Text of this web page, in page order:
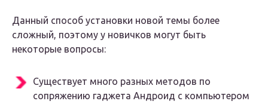
Данный способ установки новой темы более
сложный, поэтому у новичков могут быть
некоторые вопросы:
Существует много разных методов по
сопряжению гаджета Андроид с компьютером